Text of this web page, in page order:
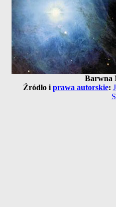
Barwna
Źródło i prawa autorskie: